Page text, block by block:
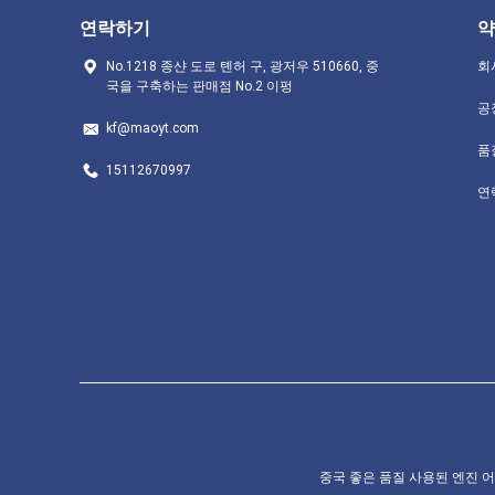
연락하기
No.1218 종샨 도로 톈허 구, 광저우 510660, 중
국을 구축하는 판매점 No.2 이펑
kf@maoyt.com
15112670997
약
회
공
품
연
중국 좋은 품질 사용된 엔진